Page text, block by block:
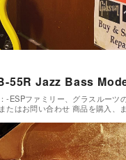
55R Jazz Bass
-ESPファミリー、グラスルーツ
たはお問い合わせ 商品を購入、